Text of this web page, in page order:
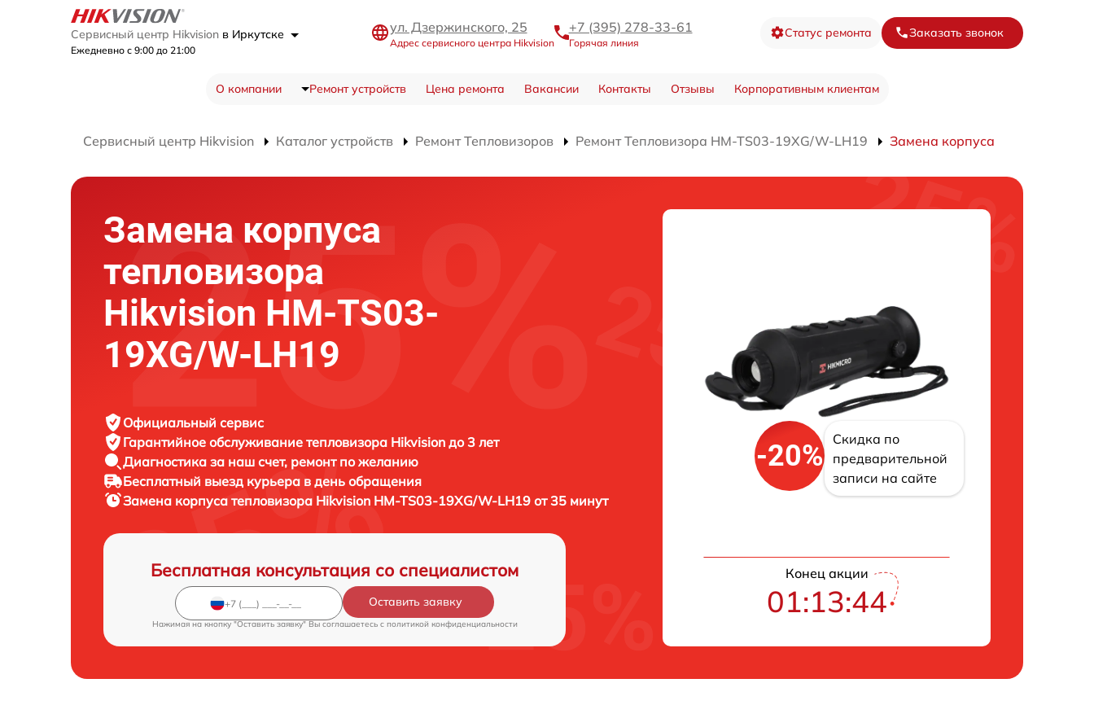
Сервисный центр Hikvision в Иркутске
Ежедневно с 9:00 до 21:00
ул. Дзержинского, 25
Адрес сервисного центра Hikvision
+7 (395) 278-33-61
Горячая линия
Статус ремонта Заказать звонок
О компании Ремонт устройств Цена ремонта Вакансии Контакты Отзывы Корпоративным клиентам
Сервисный центр Hikvision Каталог устройств Ремонт Тепловизоров Ремонт Тепловизора HM-TS03-19XG/W-LH19 Замена корпуса
Замена корпуса
тепловизора
Hikvision HM-TS03-
19XG/W-LH19
Официальный сервис
Гарантийное обслуживание тепловизора Hikvision до 3 лет
Диагностика за наш счет, ремонт по желанию
Бесплатный выезд курьера в день обращения
Замена корпуса тепловизора Hikvision HM-TS03-19XG/W-LH19 от 35 минут
Бесплатная консультация со специалистом
Оставить заявку
Нажимая на кнопку "Оставить заявку" Вы соглашаетесь c политикой конфиденциальности
-20%
Скидка по
предварительной
записи на сайте
Конец акции
01:13:43